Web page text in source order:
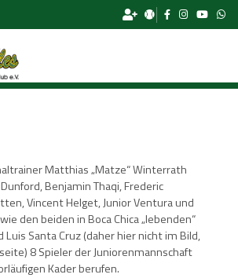
Matthias „Matze“ Winterrath
Benjamin Thaqi, Frederic
Vincent Helget, Junior Ventura und
den beiden in Boca Chica „lebenden“
Luis Santa Cruz (daher hier nicht im Bild,
8 Spieler der Juniorenmannschaft
Kader berufen.